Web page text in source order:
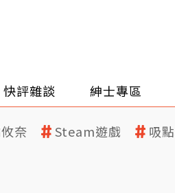
快評雜談 紳士專區
奈 Steam遊戲 吸